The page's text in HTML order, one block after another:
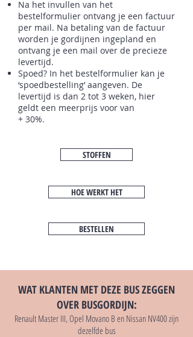
Na het invullen van het
bestelformulier ontvang je een factuur
per mail. Na betaling van de factuur
worden je gordijnen ingepland en
ontvang je een mail over de precieze
levertijd.
Spoed? In het bestelformulier kan je
‘spoedbestelling’ aangeven. De
levertijd is dan 2 tot 3 weken, hier
geldt een meerprijs voor van
+ 30%.
STOFFEN
HOE WERKT HET
BESTELLEN
WAT KLANTEN MET DEZE BUS ZEGGEN
OVER BUSGORDIJN:
Renault Master III, Opel Movano B en Nissan NV400 zijn
dezelfde bus